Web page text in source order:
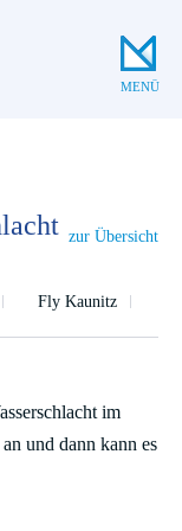
MENÜ
zur Übersicht
Fly Kaunitz
im
und dann kann es